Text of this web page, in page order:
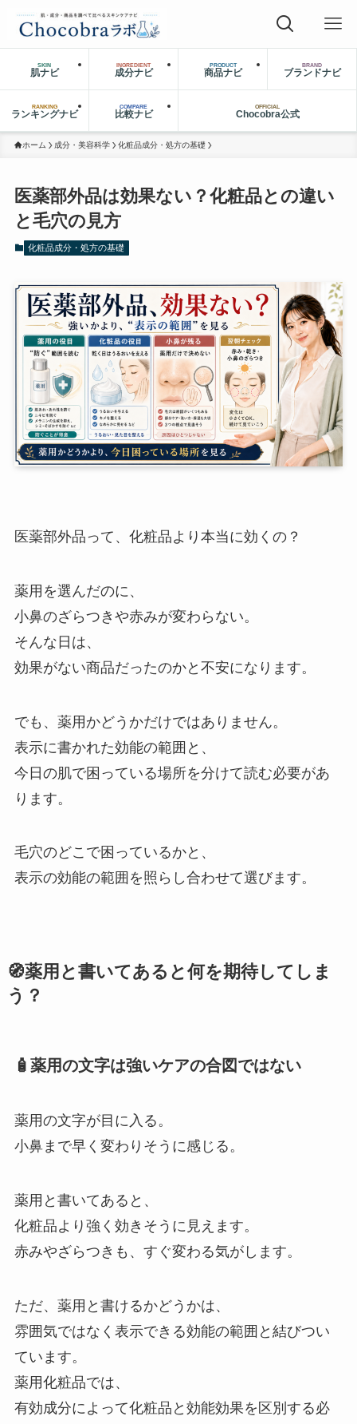
SKIN
肌ナビ
INGREDIENT
成分ナビ
PRODUCT
商品ナビ
BRAND
ブランドナビ
RANKING
ランキングナビ
COMPARE
比較ナビ
OFFICIAL
Chocobra公式
ホーム 成分・美容科学 化粧品成分・処方の基礎
医薬部外品は効果ない？化粧品との違い
と毛穴の見方
化粧品成分・処方の基礎
医薬部外品って、化粧品より本当に効くの？
薬用を選んだのに、
小鼻のざらつきや赤みが変わらない。
そんな日は、
効果がない商品だったのかと不安になります。
でも、薬用かどうかだけではありません。
表示に書かれた効能の範囲と、
今日の肌で困っている場所を分けて読む必要があ
ります。
毛穴のどこで困っているかと、
表示の効能の範囲を照らし合わせて選びます。
🧭薬用と書いてあると何を期待してしま
う？
🧴薬用の文字は強いケアの合図ではない
薬用の文字が目に入る。
小鼻まで早く変わりそうに感じる。
薬用と書いてあると、
化粧品より強く効きそうに見えます。
赤みやざらつきも、すぐ変わる気がします。
ただ、薬用と書けるかどうかは、
雰囲気ではなく表示できる効能の範囲と結びつい
ています。
薬用化粧品では、
有効成分によって化粧品と効能効果を区別する必